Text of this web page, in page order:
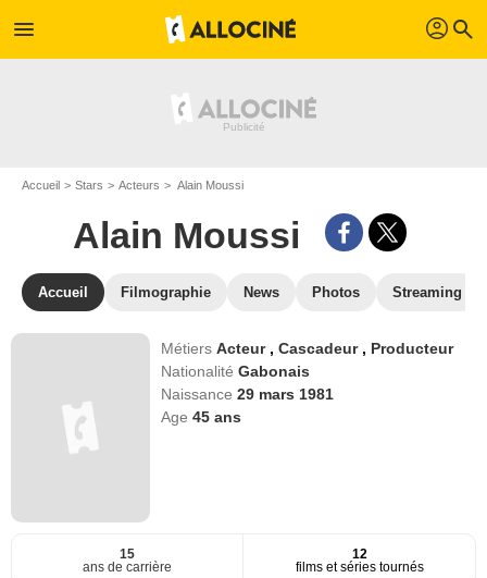
menu profil search
Accueil Stars Acteurs Alain Moussi
Alain Moussi
Accueil Filmographie News Photos Streaming
MétiersActeur ,Cascadeur , Producteur
NationalitéGabonais
Naissance29 mars 1981
Age45 ans
15
ans de carrière
12
films et séries tournés